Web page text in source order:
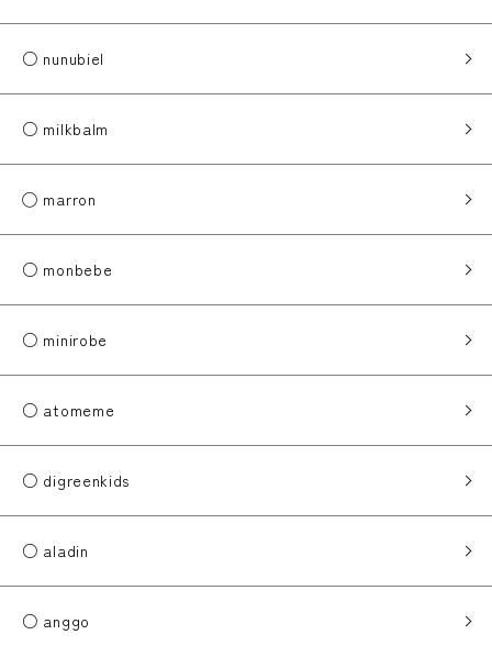
○ nunubiel
○ milkbalm
◯ marron
○ monbebe
○ minirobe
○ atomeme
○ digreenkids
○ aladin
○ anggo